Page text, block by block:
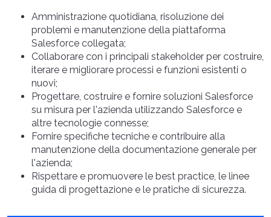
Amministrazione quotidiana, risoluzione dei
problemi e manutenzione della piattaforma
Salesforce collegata;
Collaborare con i principali stakeholder per costruire,
iterare e migliorare processi e funzioni esistenti o
nuovi;
Progettare, costruire e fornire soluzioni Salesforce
su misura per l'azienda utilizzando Salesforce e
altre tecnologie connesse;
Fornire specifiche tecniche e contribuire alla
manutenzione della documentazione generale per
l'azienda;
Rispettare e promuovere le best practice, le linee
guida di progettazione e le pratiche di sicurezza.